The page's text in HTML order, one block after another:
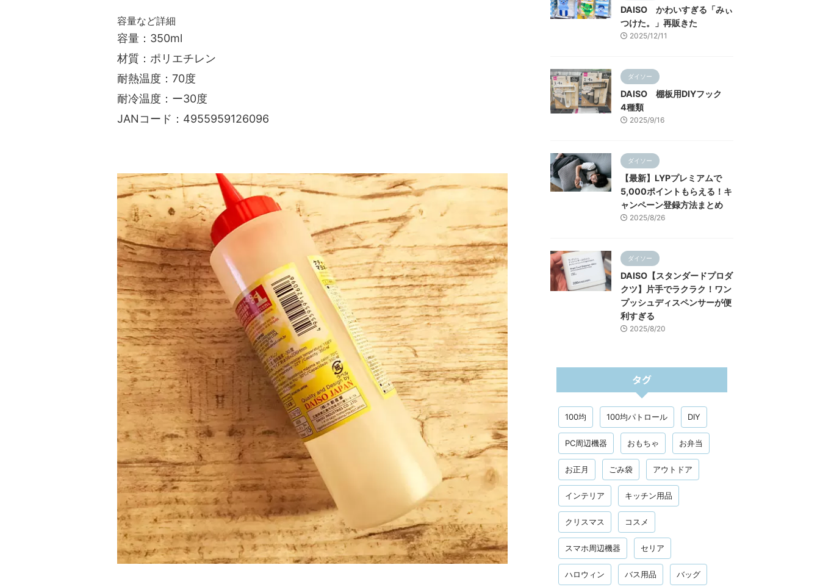
容量など詳細
容量：350ml
材質：ポリエチレン
耐熱温度：70度
耐冷温度：ー30度
JANコード：4955959126096
DAISO かわいすぎる「みぃ
つけた。」再販きた
2025/12/11
ダイソー
DAISO 棚板用DIYフック
4種類
2025/9/16
ダイソー
【最新】LYPプレミアムで
5,000ポイントもらえる！キ
ャンペーン登録方法まとめ
2025/8/26
ダイソー
DAISO【スタンダードプロダ
クツ】片手でラクラク！ワン
プッシュディスペンサーが便
利すぎる
2025/8/20
タグ
100均 100均パトロール DIY
PC周辺機器 おもちゃ お弁当
お正月 ごみ袋 アウトドア
インテリア キッチン用品
クリスマス コスメ
スマホ周辺機器 セリア
ハロウィン バス用品 バッグ